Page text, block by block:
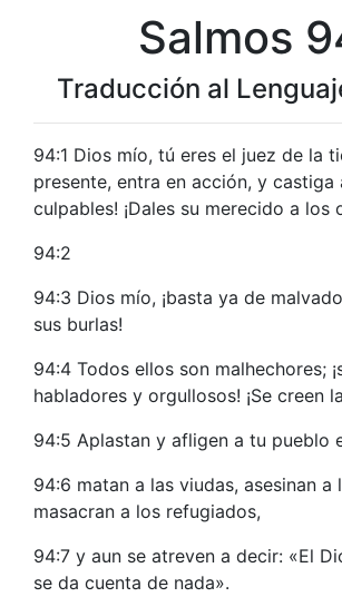
Salmos
Traducción al
94:1 Dios mío, tú eres el juez de la
presente, entra en acción, y castiga
culpables! ¡Dales su merecido a los
94:2
94:3 Dios mío, ¡basta ya de
sus burlas!
94:4 Todos ellos son malhechores;
habladores y orgullosos! ¡Se creen
94:5 Aplastan y afligen a tu pueblo
94:6 matan a las viudas, asesinan a
masacran a los refugiados,
94:7 y aun se atreven a decir: «El
se da cuenta de nada».